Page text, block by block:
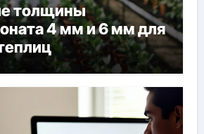
толщины
4 мм и 6 мм для